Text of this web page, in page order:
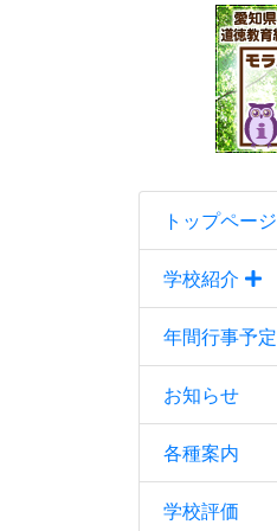
トップページ
学校紹介
年間行事予定
お知らせ
各種案内
学校評価